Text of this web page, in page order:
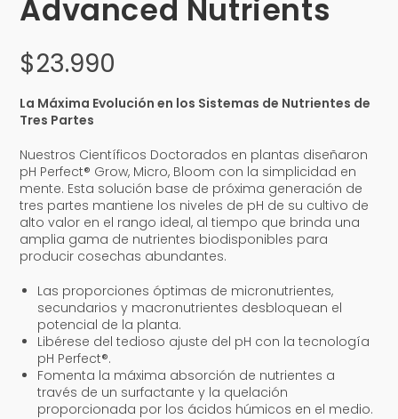
Advanced Nutrients
$23.990
La Máxima Evolución en los Sistemas de Nutrientes de
Tres Partes
Nuestros Científicos Doctorados en plantas diseñaron
pH Perfect® Grow, Micro, Bloom con la simplicidad en
mente. Esta solución base de próxima generación de
tres partes mantiene los niveles de pH de su cultivo de
alto valor en el rango ideal, al tiempo que brinda una
amplia gama de nutrientes biodisponibles para
producir cosechas abundantes.
Las proporciones óptimas de micronutrientes,
secundarios y macronutrientes desbloquean el
potencial de la planta.
Libérese del tedioso ajuste del pH con la tecnología
pH Perfect®.
Fomenta la máxima absorción de nutrientes a
través de un surfactante y la quelación
proporcionada por los ácidos húmicos en el medio.